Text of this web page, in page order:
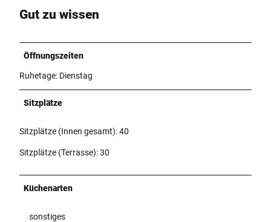
Gut zu wissen
Öffnungszeiten
Ruhetage: Dienstag
Sitzplätze
Sitzplätze (Innen gesamt): 40
Sitzplätze (Terrasse): 30
Küchenarten
sonstiges